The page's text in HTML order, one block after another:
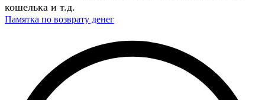
кошелька и т.д.
Памятка по возврату денег